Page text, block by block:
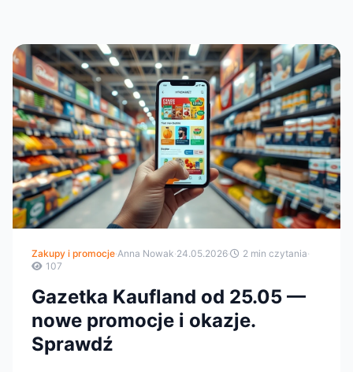
Zakupy i promocje·Anna Nowak·24.05.2026· 2 min czytania·
107
Gazetka Kaufland od 25.05 —
nowe promocje i okazje.
Sprawdź